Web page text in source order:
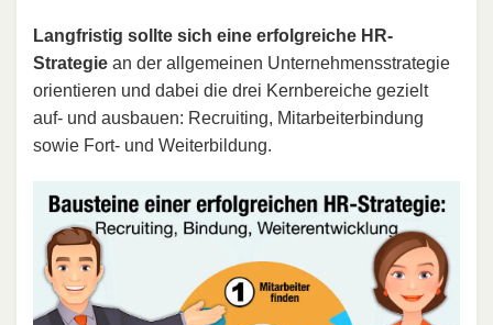
Langfristig sollte sich eine erfolgreiche HR-
Strategie an der allgemeinen Unternehmensstrategie
orientieren und dabei die drei Kernbereiche gezielt
auf- und ausbauen: Recruiting, Mitarbeiterbindung
sowie Fort- und Weiterbildung.